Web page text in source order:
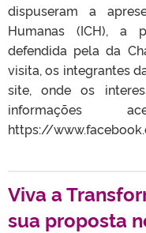
dispuseram a
Humanas (ICH), a
defendida pela da
visita, os integrantes
site, onde os
informações
https://
Viva a
sua proposta